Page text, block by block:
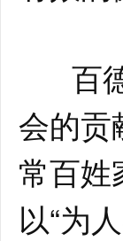
百德
会的贡
常百姓
以“为